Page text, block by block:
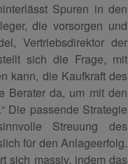
Spuren in den
die vorsorgen und
Vertriebsdirektor der
sich die Frage, mit
kann, die Kaufkraft des
Berater da, um mit den
Die passende Strategie
Streuung des
für den Anlageerfolg.
sich massiv, indem das